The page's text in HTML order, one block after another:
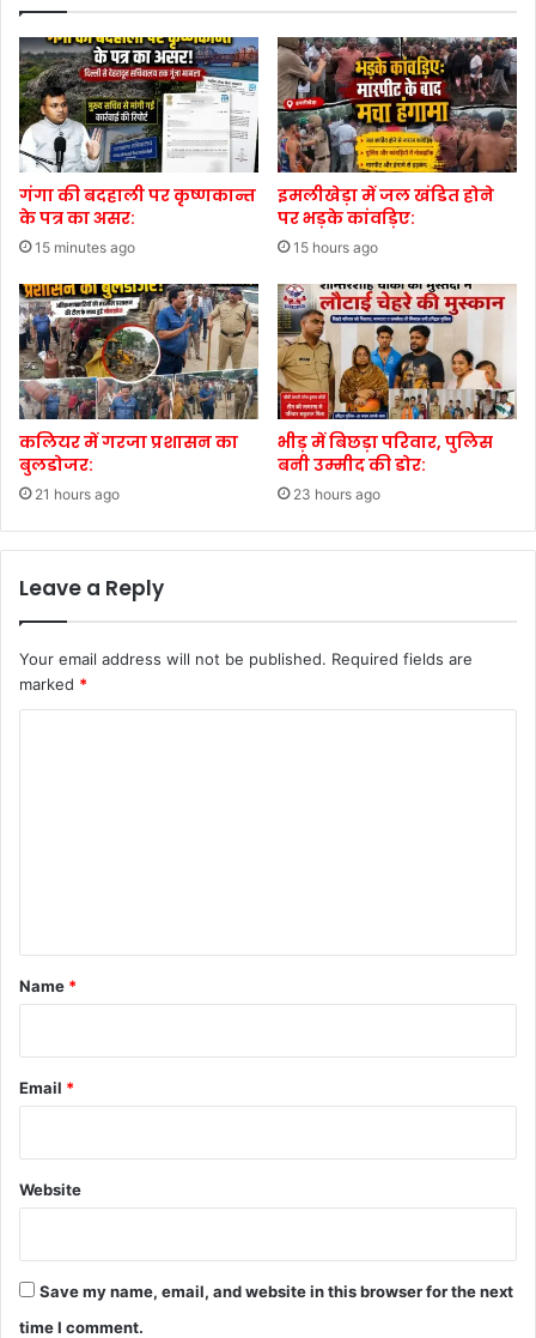
गंगा की बदहाली पर कृष्णकान्त
के पत्र का असर:
15 minutes ago
इमलीखेड़ा में जल खंडित होने
पर भड़के कांवड़िए:
15 hours ago
कलियर में गरजा प्रशासन का
बुलडोजर:
21 hours ago
भीड़ में बिछड़ा परिवार, पुलिस
बनी उम्मीद की डोर:
23 hours ago
Leave a Reply
Your email address will not be published. Required fields are
marked *
*
Name *
Email *
Website
Save my name, email, and website in this browser for the next
time I comment.